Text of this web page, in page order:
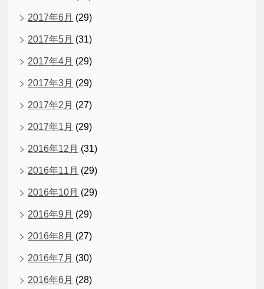
2017年6月 (29)
2017年5月 (31)
2017年4月 (29)
2017年3月 (29)
2017年2月 (27)
2017年1月 (29)
2016年12月 (31)
2016年11月 (29)
2016年10月 (29)
2016年9月 (29)
2016年8月 (27)
2016年7月 (30)
2016年6月 (28)